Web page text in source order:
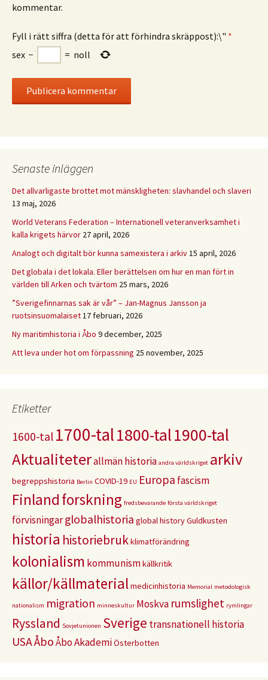
kommentar.
Fyll i rätt siffra (detta för att förhindra skräppost):\" *
sex − = noll
Senaste inläggen
Det allvarligaste brottet mot mänskligheten: slavhandel och slaveri
13 maj, 2026
World Veterans Federation – Internationell veteranverksamhet i
kalla krigets härvor 27 april, 2026
Analogt och digitalt bör kunna samexistera i arkiv15 april, 2026
Det globala i det lokala. Eller berättelsen om hur en man fört in
världen till Arken och tvärtom 25 mars, 2026
”Sverigefinnarnas sak är vår” – Jan-Magnus Jansson ja
ruotsinsuomalaiset17 februari, 2026
Ny maritimhistoria i Åbo 9 december, 2025
Att leva under hot om förpassning 25 november, 2025
Etiketter
1600-tal 1700-tal1800-tal1900-tal
Aktualiteterallmän historia andra världskriget arkiv
begreppshistoria Berlin COVID-19 EU Europa fascism
Finlandforskning fredsbevarande första världskriget
förvisningarglobalhistoria global historyGuldkusten
historia historiebrukklimatförändring
kolonialism kommunismkällkritik
källor/källmaterialmedicinhistoria Memorial metodologisk
nationalism migration minneskultur Moskva rumslighet rymlingar
Ryssland Sovjetunionen Sverige transnationell historia
USAÅboÅbo AkademiÖsterbotten